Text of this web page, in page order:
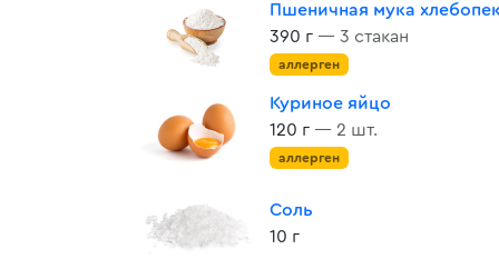
Пшеничная мука
390 г — 3 стакан
аллерген
Куриное яйцо
120 г — 2 шт.
аллерген
Соль
10 г